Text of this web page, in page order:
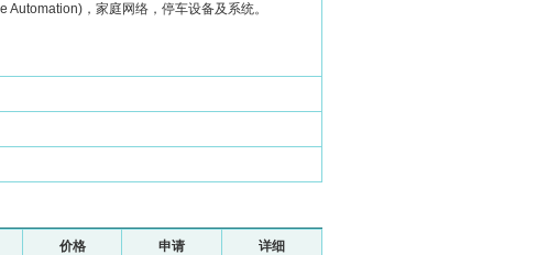
，家庭网络，停车设备及系统。
价格 申请 详细